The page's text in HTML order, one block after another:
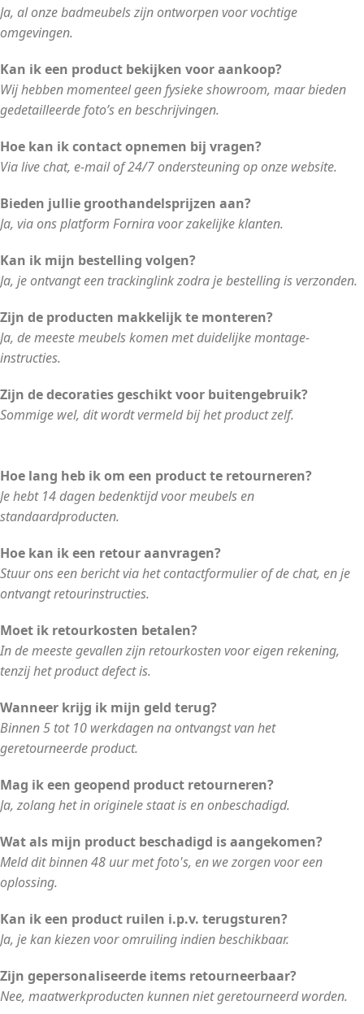
Ja, al onze badmeubels zijn ontworpen voor vochtige
omgevingen.
Kan ik een product bekijken voor aankoop?
Wij hebben momenteel geen fysieke showroom, maar bieden
gedetailleerde foto’s en beschrijvingen.
Hoe kan ik contact opnemen bij vragen?
Via live chat, e-mail of 24/7 ondersteuning op onze website.
Bieden jullie groothandelsprijzen aan?
Ja, via ons platform Fornira voor zakelijke klanten.
Kan ik mijn bestelling volgen?
Ja, je ontvangt een trackinglink zodra je bestelling is verzonden.
Zijn de producten makkelijk te monteren?
Ja, de meeste meubels komen met duidelijke montage-
instructies.
Zijn de decoraties geschikt voor buitengebruik?
Sommige wel, dit wordt vermeld bij het product zelf.
Hoe lang heb ik om een product te retourneren?
Je hebt 14 dagen bedenktijd voor meubels en
standaardproducten.
Hoe kan ik een retour aanvragen?
Stuur ons een bericht via het contactformulier of de chat, en je
ontvangt retourinstructies.
Moet ik retourkosten betalen?
In de meeste gevallen zijn retourkosten voor eigen rekening,
tenzij het product defect is.
Wanneer krijg ik mijn geld terug?
Binnen 5 tot 10 werkdagen na ontvangst van het
geretourneerde product.
Mag ik een geopend product retourneren?
Ja, zolang het in originele staat is en onbeschadigd.
Wat als mijn product beschadigd is aangekomen?
Meld dit binnen 48 uur met foto's, en we zorgen voor een
oplossing.
Kan ik een product ruilen i.p.v. terugsturen?
Ja, je kan kiezen voor omruiling indien beschikbaar.
Zijn gepersonaliseerde items retourneerbaar?
Nee, maatwerkproducten kunnen niet geretourneerd worden.